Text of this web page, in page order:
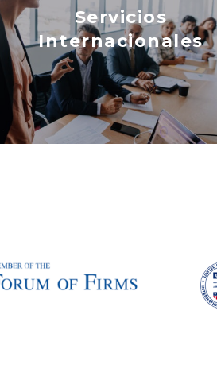
Servicios
Internacionales